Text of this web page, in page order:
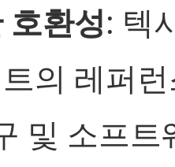
호환성: 텍
의 레퍼
및 소프트